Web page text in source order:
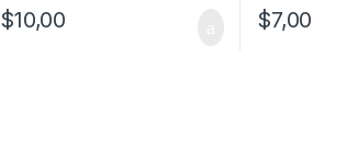
$10,00 $7,00